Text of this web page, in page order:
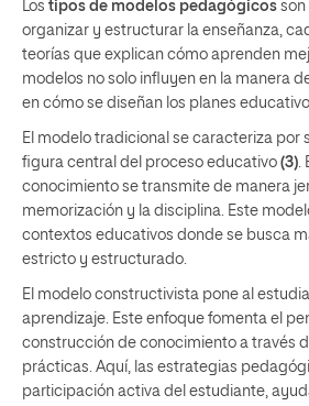
Los tipos de modelos pedagógicos son
organizar y estructurar la enseñanza,
teorías que explican cómo aprenden
modelos no solo influyen en la manera
en cómo se diseñan los planes
El modelo tradicional se caracteriza por
figura central del proceso educativo (3)
conocimiento se transmite de manera
memorización y la disciplina. Este
contextos educativos donde se busca
estricto y estructurado.
El modelo constructivista pone al
aprendizaje. Este enfoque fomenta el
construcción de conocimiento a través
prácticas. Aquí, las estrategias
participación activa del estudiante,